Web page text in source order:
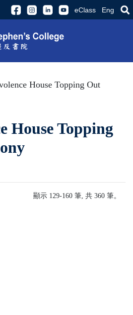
eClass Eng
House Topping Out
House Topping
顯示 129-160 筆, 共 360 筆。